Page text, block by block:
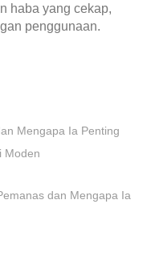
haba yang cekap,
penggunaan.
Mengapa Ia Penting
Moden
dan Mengapa Ia